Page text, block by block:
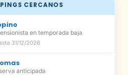
CERCANOS
en temporada baja
31/12/2026
anticipada